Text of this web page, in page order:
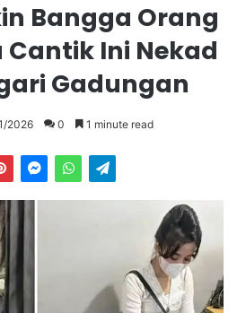
Bangga Orang
Ini Nekad
Gadungan
2026 0 1 minute read